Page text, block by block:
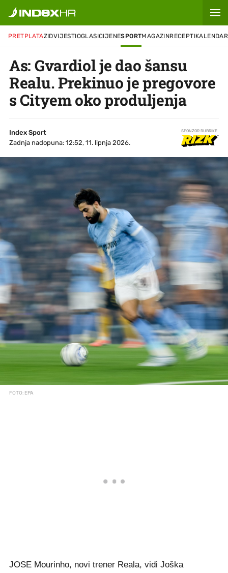
PRETPLATAZIDVIJESTIOGLASICIJENESPORTMAGAZINRECEPTIKALENDAR
As: Gvardiol je dao šansu
Realu. Prekinuo je pregovore
s Cityem oko produljenja
Index Sport
Zadnja nadopuna: 12:52, 11. lipnja 2026.
SPONZOR RUBRIKE
FOTO: EPA
JOSE Mourinho, novi trener Reala, vidi Joška